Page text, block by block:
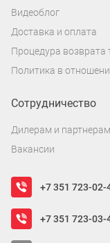
Видеоблог
Доставка и оплата
Процедура возврата
Политика в
Сотрудничество
Дилерам и партнерам
Вакансии
+7 351 723-02-
+7 351 723-03-